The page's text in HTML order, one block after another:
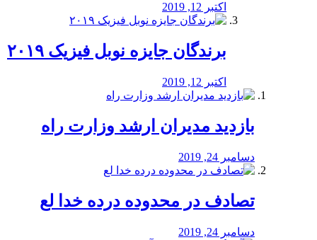
اکتبر 12, 2019
برندگان جایزه نوبل فیزیک ۲۰۱۹
اکتبر 12, 2019
بازدید مدیران ارشد وزارت راه
دسامبر 24, 2019
تصادف در محدوده درده خدا لع
دسامبر 24, 2019